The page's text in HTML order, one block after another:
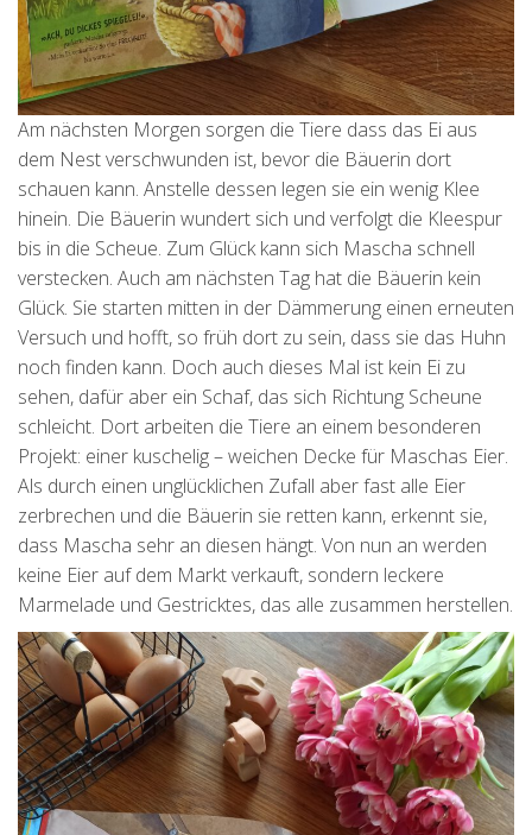
Am nächsten Morgen sorgen die Tiere dass das Ei aus
dem Nest verschwunden ist, bevor die Bäuerin dort
schauen kann. Anstelle dessen legen sie ein wenig Klee
hinein. Die Bäuerin wundert sich und verfolgt die Kleespur
bis in die Scheue. Zum Glück kann sich Mascha schnell
verstecken. Auch am nächsten Tag hat die Bäuerin kein
Glück. Sie starten mitten in der Dämmerung einen erneuten
Versuch und hofft, so früh dort zu sein, dass sie das Huhn
noch finden kann. Doch auch dieses Mal ist kein Ei zu
sehen, dafür aber ein Schaf, das sich Richtung Scheune
schleicht. Dort arbeiten die Tiere an einem besonderen
Projekt: einer kuschelig – weichen Decke für Maschas Eier.
Als durch einen unglücklichen Zufall aber fast alle Eier
zerbrechen und die Bäuerin sie retten kann, erkennt sie,
dass Mascha sehr an diesen hängt. Von nun an werden
keine Eier auf dem Markt verkauft, sondern leckere
Marmelade und Gestricktes, das alle zusammen herstellen.